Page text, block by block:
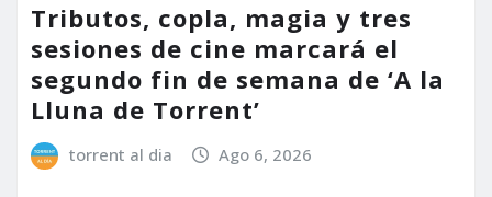
Tributos, copla, magia y tres
sesiones de cine marcará el
segundo fin de semana de ‘A la
Lluna de Torrent’
torrent al dia Ago 6, 2026